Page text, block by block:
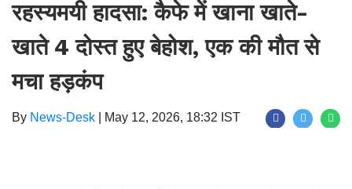
रहस्यमयी हादसा: कैफे में खाना खाते-
खाते 4 दोस्त हुए बेहोश, एक की मौत से
मचा हड़कंप
By News-Desk May 12, 2026, 18:32 IST